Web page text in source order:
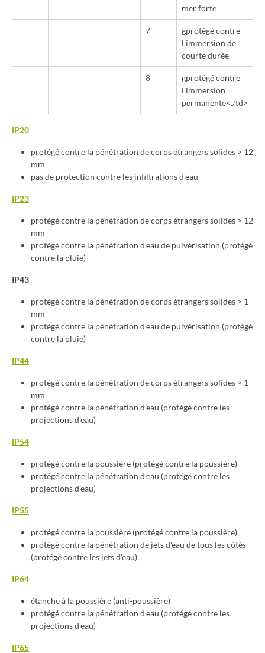
mer forte
7
gprotégé contre
l'immersion de
courte durée
8
gprotégé contre
l'immersion
permanente<./td>
IP20
protégé contre la pénétration de corps étrangers solides > 12
mm
pas de protection contre les infiltrations d'eau
IP23
protégé contre la pénétration de corps étrangers solides > 12
mm
protégé contre la pénétration d'eau de pulvérisation (protégé
contre la pluie)
IP43
protégé contre la pénétration de corps étrangers solides > 1
mm
protégé contre la pénétration d'eau de pulvérisation (protégé
contre la pluie)
IP44
protégé contre la pénétration de corps étrangers solides > 1
mm
protégé contre la pénétration d'eau (protégé contre les
projections d'eau)
IP54
protégé contre la poussière (protégé contre la poussière)
protégé contre la pénétration d'eau (protégé contre les
projections d'eau)
IP55
protégé contre la poussière (protégé contre la poussière)
protégé contre la pénétration de jets d'eau de tous les côtés
(protégé contre les jets d'eau)
IP64
étanche à la poussière (anti-poussière)
protégé contre la pénétration d'eau (protégé contre les
projections d'eau)
IP65